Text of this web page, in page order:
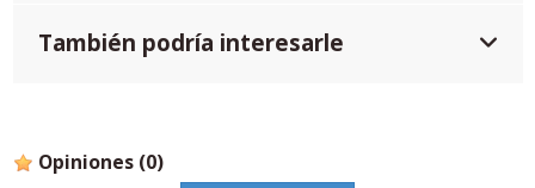
También podría interesarle
Opiniones (0)